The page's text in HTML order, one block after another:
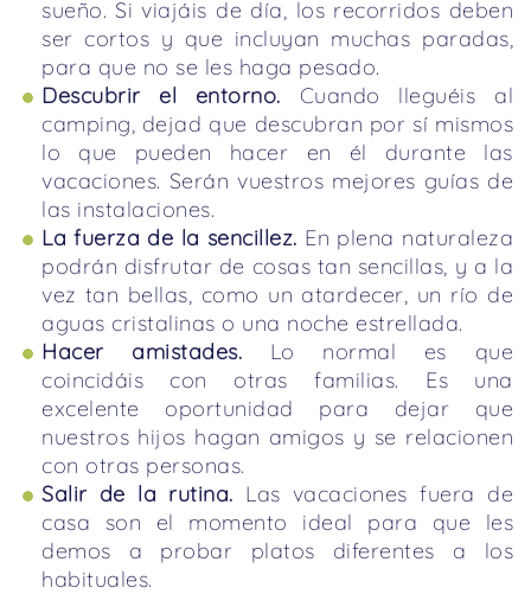
sueño. Si viajáis de día, los recorridos deben
ser cortos y que incluyan muchas paradas,
para que no se les haga pesado.
Descubrir el entorno. Cuando lleguéis al
camping, dejad que descubran por sí mismos
lo que pueden hacer en él durante las
vacaciones. Serán vuestros mejores guías de
las instalaciones.
La fuerza de la sencillez. En plena naturaleza
podrán disfrutar de cosas tan sencillas, y a la
vez tan bellas, como un atardecer, un río de
aguas cristalinas o una noche estrellada.
Hacer amistades. Lo normal es que
coincidáis con otras familias. Es una
excelente oportunidad para dejar que
nuestros hijos hagan amigos y se relacionen
con otras personas.
Salir de la rutina. Las vacaciones fuera de
casa son el momento ideal para que les
demos a probar platos diferentes a los
habituales.